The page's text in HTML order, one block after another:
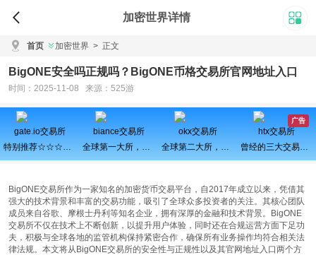
加密世界详情
首页 加密世界 > 正文
BigONE安全吗正规吗？BigONE币格交易所官网地址入口
时间：2025-11-08 来源：525游
广告
gate.io交易所
特别推荐☆☆☆百倍币之王
biance交易所
全球第一大所，新用户注册可得100USDT奖励
okx交易所
全球第二大所，新用户拆盲盒100%中奖，最高价值60000元
htx交易所
曾经的三大交易所之一、近期空投活动较多，力争重回巅峰
BigONE交易所作为一家知名的加密货币交易平台，自2017年成立以来，凭借其
强大的技术背景和丰富的交易功能，吸引了全球众多投资者的关注。其核心团队
成员来自谷歌、摩根士丹利等知名企业，拥有深厚的金融和技术背景。BigONE
交易所不仅在技术上不断创新，以提升用户体验，同时还在合规运营方面下足功
夫，积极与全球各地的监管机构保持紧密合作，确保所有业务操作均符合相关法
律法规。本文将从BigONE交易所的安全性与正规性以及其官网地址入口两个方